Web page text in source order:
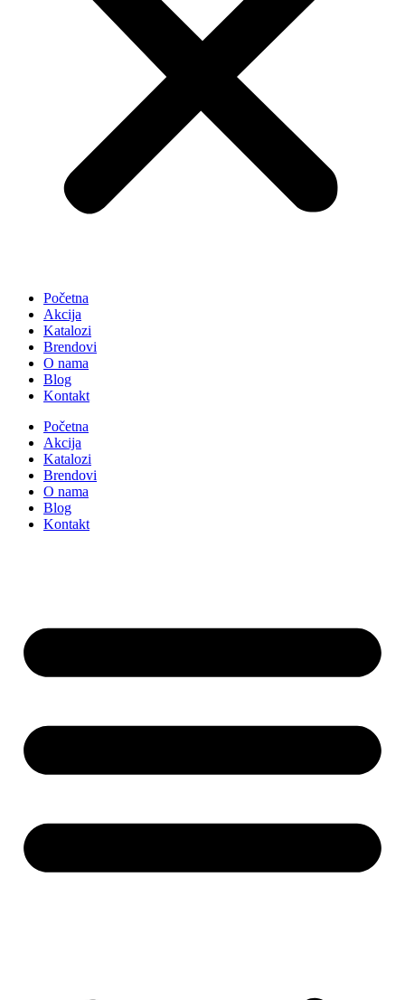
Početna
Akcija
Katalozi
Brendovi
O nama
Blog
Kontakt
Početna
Akcija
Katalozi
Brendovi
O nama
Blog
Kontakt